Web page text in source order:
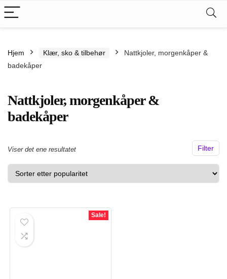
Hjem
Klær, sko & tilbehør
Nattkjoler, morgenkåper &
badekåper
Nattkjoler, morgenkåper &
badekåper
Filter
Viser det ene resultatet
Sale!